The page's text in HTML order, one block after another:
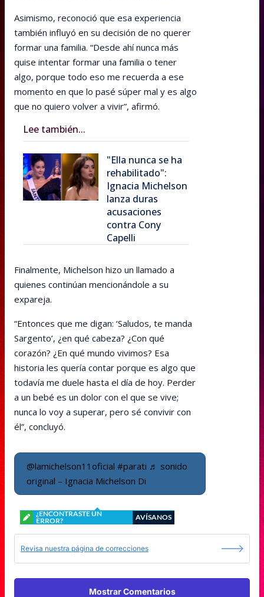
Asimismo, reconoció que esa experiencia
también influyó en su decisión de no querer
formar una familia. “Desde ahí nunca más
quise intentar formar una familia o tener
algo, porque todo eso me recuerda a ese
momento en que lo pasé súper mal y es algo
que no quiero volver a vivir”, afirmó.
Lee también...
"Ella nunca se ha
rehabilitado":
Ignacia Michelson
lanza duras
acusaciones
contra Cony
Capelli
Finalmente, Michelson hizo un llamado a
quienes continúan mencionándole a su
expareja.
“Entonces que me digan: ‘Saludos, te manda
Sargento’, ¿en qué cabeza? ¿Con qué
corazón? ¿En qué mundo vivimos? Esa
historia les quería contar porque es algo que
todavía me duele hasta el día de hoy. Perder
a un bebé es un dolor con el que se vive;
nunca lo voy a superar, pero sé convivir con
él”, concluyó.
@lamichelson11oficial #parati ♬ sonido
original – Ignacia Michelson Di
¿ENCONTRASTE UN
ERROR?
AVÍSANOS
Revisa nuestra página de correcciones
Mostrar Comentarios